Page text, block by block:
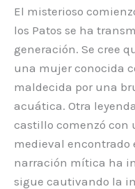
El misterioso
los Patos se ha
generación. Se cree
una mujer conocida
maldecida por una
acuática. Otra
castillo comenzó con
medieval encontrado
narración mítica ha
sigue cautivando la